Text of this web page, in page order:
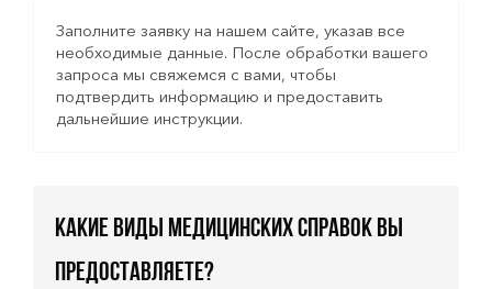
Заполните заявку на нашем сайте, указав все
необходимые данные. После обработки вашего
запроса мы свяжемся с вами, чтобы
подтвердить информацию и предоставить
дальнейшие инструкции.
Какие виды медицинских справок вы
предоставляете?